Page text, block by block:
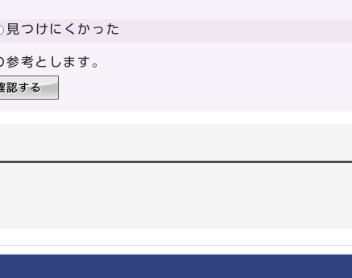
見つけにくかった
考とします。